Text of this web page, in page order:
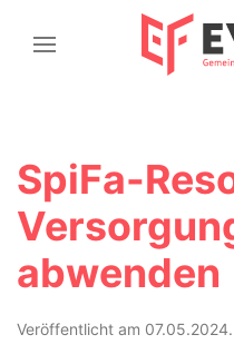
SpiFa-
abwenden
Veröffentlicht am 07.05.2024.